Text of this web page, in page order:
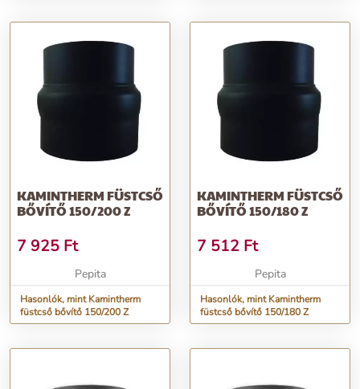
KAMINTHERM FÜSTCSŐ
BŐVÍTŐ 150/200 Z
7 925 Ft
Pepita
Hasonlók, mint Kamintherm
füstcső bővítő 150/200 Z
KAMINTHERM FÜSTCSŐ
BŐVÍTŐ 150/180 Z
7 512 Ft
Pepita
Hasonlók, mint Kamintherm
füstcső bővítő 150/180 Z